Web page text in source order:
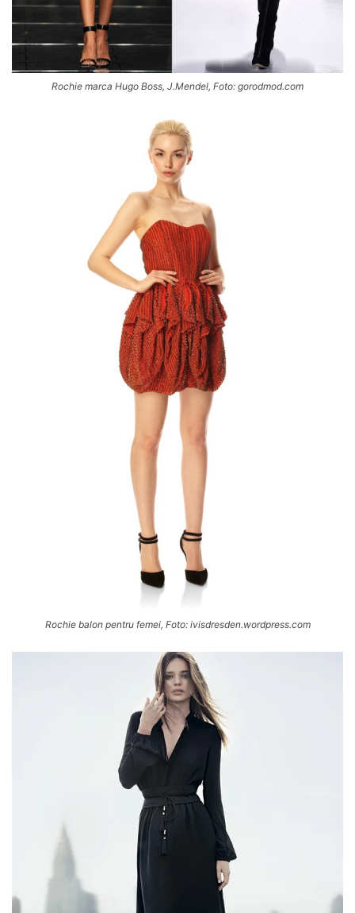
Rochie marca Hugo Boss, J.Mendel, Foto: gorodmod.com
Rochie balon pentru femei, Foto: ivisdresden.wordpress.com